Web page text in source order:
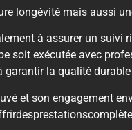
longévité mais aussi
à assurer un
soit exécutée avec
garantir la qualité
et son engagement